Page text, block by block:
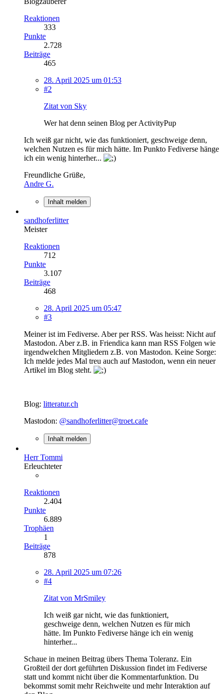
Reaktionen
333
Punkte
2.728
Beiträge
465
28. April 2025 um 01:53
#2
Zitat von Sky
Wer hat denn seinen Blog per ActivityPup
Ich weiß gar nicht, wie das funktioniert, geschweige denn,
welchen Nutzen es für mich hätte. Im Punkto Fediverse hänge
ich ein wenig hinterher...
Freundliche Grüße,
Andre G.
Inhalt melden
sandhoferlitter
Meister
Reaktionen
712
Punkte
3.107
Beiträge
468
28. April 2025 um 05:47
#3
Meiner ist im Fediverse. Aber per RSS. Was heisst: Nicht auf
Mastodon. Aber z.B. in Friendica kann man RSS Folgen wie
irgendwelchen Mitgliedern z.B. von Mastodon. Keine Sorge:
Ich melde jedes Mal treu auch auf Mastodon, wenn ein neuer
Artikel im Blog steht.
Blog: litteratur.ch
Mastodon: @sandhoferlitter@troet.cafe
Inhalt melden
Herr Tommi
Erleuchteter
Reaktionen
2.404
Punkte
6.889
Trophäen
1
Beiträge
878
28. April 2025 um 07:26
#4
Zitat von MrSmiley
Ich weiß gar nicht, wie das funktioniert,
geschweige denn, welchen Nutzen es für mich
hätte. Im Punkto Fediverse hänge ich ein wenig
hinterher...
Schaue in meinen Beitrag übers Thema Toleranz. Ein
Großteil der dort geführten Diskussion findet im Fediverse
statt und kommt nicht über die Kommentarfunktion. Du
bekommst somit mehr Reichweite und mehr Interaktion auf